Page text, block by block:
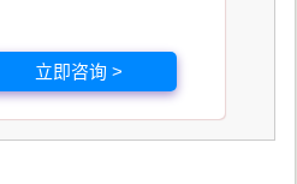
立即咨询 >